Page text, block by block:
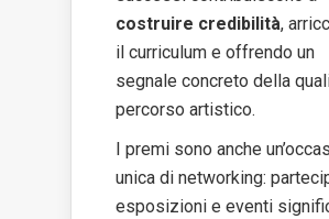
costruire credibilità,
il curriculum e offrendo un
segnale concreto della
percorso artistico.
I premi sono anche
unica di networking:
esposizioni e eventi